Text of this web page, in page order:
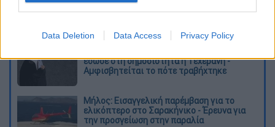
Data Deletion Data Access Privacy Policy
Ντόρτμουντ: Γκολάρα ο Καρέτσας, ασίστ
έδωσε στη δημοσιότητα η Τεχεράνη -
Αμφισβητείται το πότε τραβήχτηκε
Μήλος: Εισαγγελική παρέμβαση για το
ελικόπτερο στο Σαρακήνικο - Έρευνα για
την προσγείωση στην παραλία